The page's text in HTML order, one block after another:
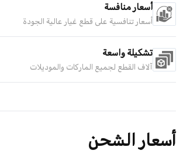
أسعار منافسة
أسعار تنافسية على قطع غيار عالية الجودة
تشكيلة واسعة
آلاف القطع لجميع الماركات والموديلات
أسعار الشحن